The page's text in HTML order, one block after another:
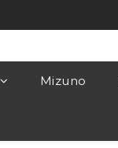
Mizuno